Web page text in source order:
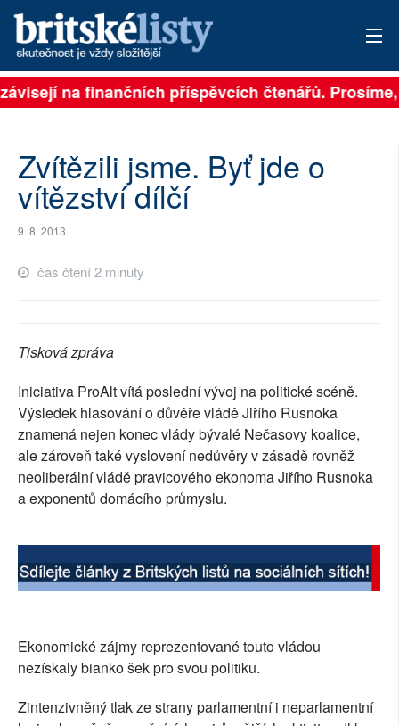
PŘIHLÁSIT
ARCHIV
SOCIÁLNÍ SÍTĚ
RUBRIKY
PLNÁ VERZE STRÁNEK
na finančních příspěvcích čtenářů. Prosíme,
Zvítězili jsme. Byť jde o
vítězství dílčí
9. 8. 2013
čas čtení 2 minuty
Tisková zpráva
Iniciativa ProAlt vítá poslední vývoj na politické scéně.
Výsledek hlasování o důvěře vládě Jiřího Rusnoka
znamená nejen konec vlády bývalé Nečasovy koalice,
ale zároveň také vyslovení nedůvěry v zásadě rovněž
neoliberální vládě pravicového ekonoma Jiřího Rusnoka
a exponentů domácího průmyslu.
Ekonomické zájmy reprezentované touto vládou
nezískaly bianko šek pro svou politiku.
Zintenzivněný tlak ze strany parlamentní i neparlamentní